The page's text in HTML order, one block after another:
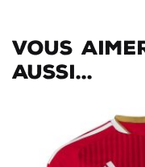
Vous
aussi...